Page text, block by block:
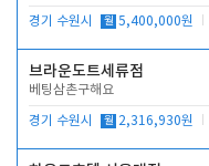
경기 수원시 월 5,400,000원
브라운도트세류점
베팅삼촌구해요
경기 수원시 월 2,316,930원